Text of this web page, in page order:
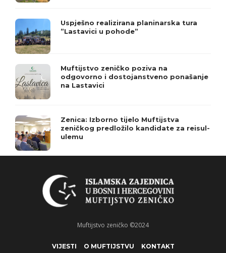
Uspješno realizirana planinarska tura
”Lastavici u pohode”
Muftijstvo zeničko poziva na
odgovorno i dostojanstveno ponašanje
na Lastavici
Zenica: Izborno tijelo Muftijstva
zeničkog predložilo kandidate za reisul-
ulemu
Muftijstvo zeničko ©2024
VIJESTI O MUFTIJSTVU KONTAKT